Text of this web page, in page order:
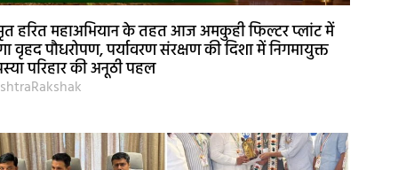
हरित महाअभियान के तहत आज अमकुही फिल्टर प्लांट में
वृहद पौधरोपण, पर्यावरण संरक्षण की दिशा में निगमायुक्त
परिहार की अनूठी पहल